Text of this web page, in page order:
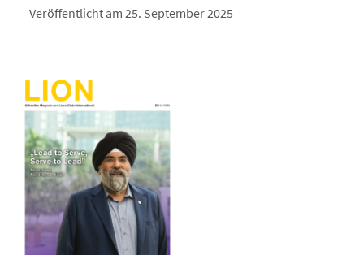
Veröffentlicht am 25. September 2025